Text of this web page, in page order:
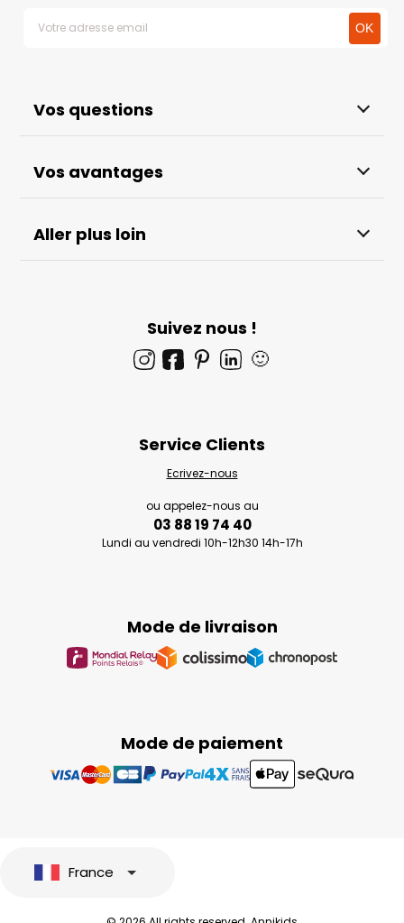
Vos questions
Vos avantages
Aller plus loin
Suivez nous !
🙂
Mode de paiement
Mode de livraison
Service Clients
Ecrivez-nous
ou appelez-nous au
03 88 19 74 40
Lundi au vendredi 10h-12h30 14h-17h
France